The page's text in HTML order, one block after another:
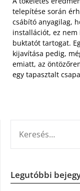
telepítése során
csábító anyagilag,
installációt, ez
buktatót tartogat.
kijavítása pedig,
emiatt, az
egy tapasztalt
Legutóbbi